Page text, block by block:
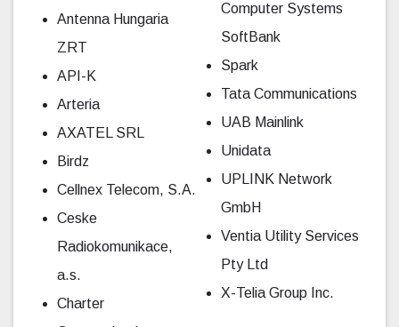
Antenna Hungaria
ZRT
API-K
Arteria
AXATEL SRL
Birdz
Cellnex Telecom, S.A.
Ceske
Radiokomunikace,
a.s.
Charter
Computer Systems
SoftBank
Spark
Tata Communications
UAB Mainlink
Unidata
UPLINK Network
GmbH
Ventia Utility Services
Pty Ltd
X-Telia Group Inc.